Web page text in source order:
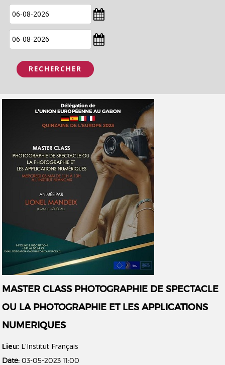
MASTER CLASS PHOTOGRAPHIE DE SPECTACLE
OU LA PHOTOGRAPHIE ET LES APPLICATIONS
NUMERIQUES
Lieu: L'Institut Français
Date: 03-05-2023 11:00